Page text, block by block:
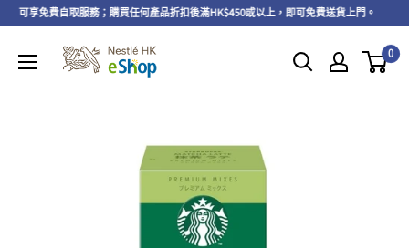
可享免費自取服務；購買任何產品折扣後滿HK$450或以上，即可免費送貨上門。
0